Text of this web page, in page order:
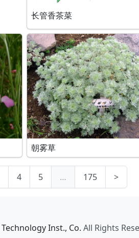
长管香茶菜
朝雾草
4 5 … 175 >
Inst., Co. All Rights